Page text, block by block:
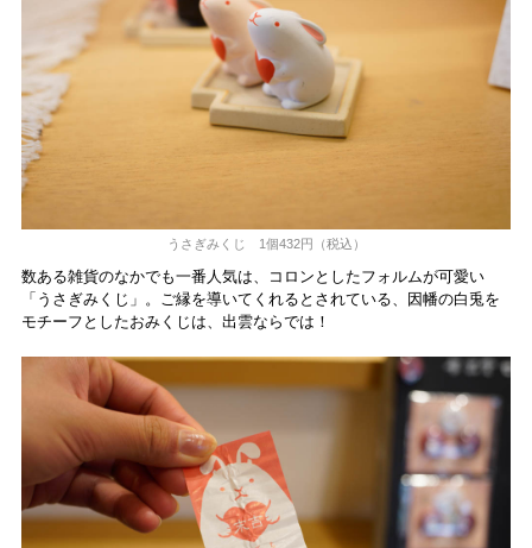
うさぎみくじ 1個432円（税込）
数ある雑貨のなかでも一番人気は、コロンとしたフォルムが可愛い
「うさぎみくじ」。ご縁を導いてくれるとされている、因幡の白兎を
モチーフとしたおみくじは、出雲ならでは！